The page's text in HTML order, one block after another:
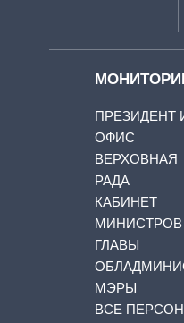
ПРЕЗИДЕНТ
ОФИС
ВЕРХОВНАЯ
РАДА
КАБИНЕТ
МИНИСТРОВ
ГЛАВЫ
МЭРЫ
ВСЕ